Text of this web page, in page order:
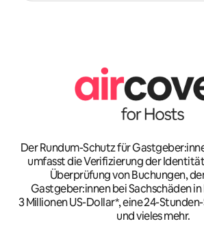
Der Rundum-Schutz für
umfasst die Verifizierung der
Überprüfung von Buchungen,
Gastgeber:innen bei Sachschäden in
3 Millionen US-Dollar*, eine 24-
und vieles mehr.